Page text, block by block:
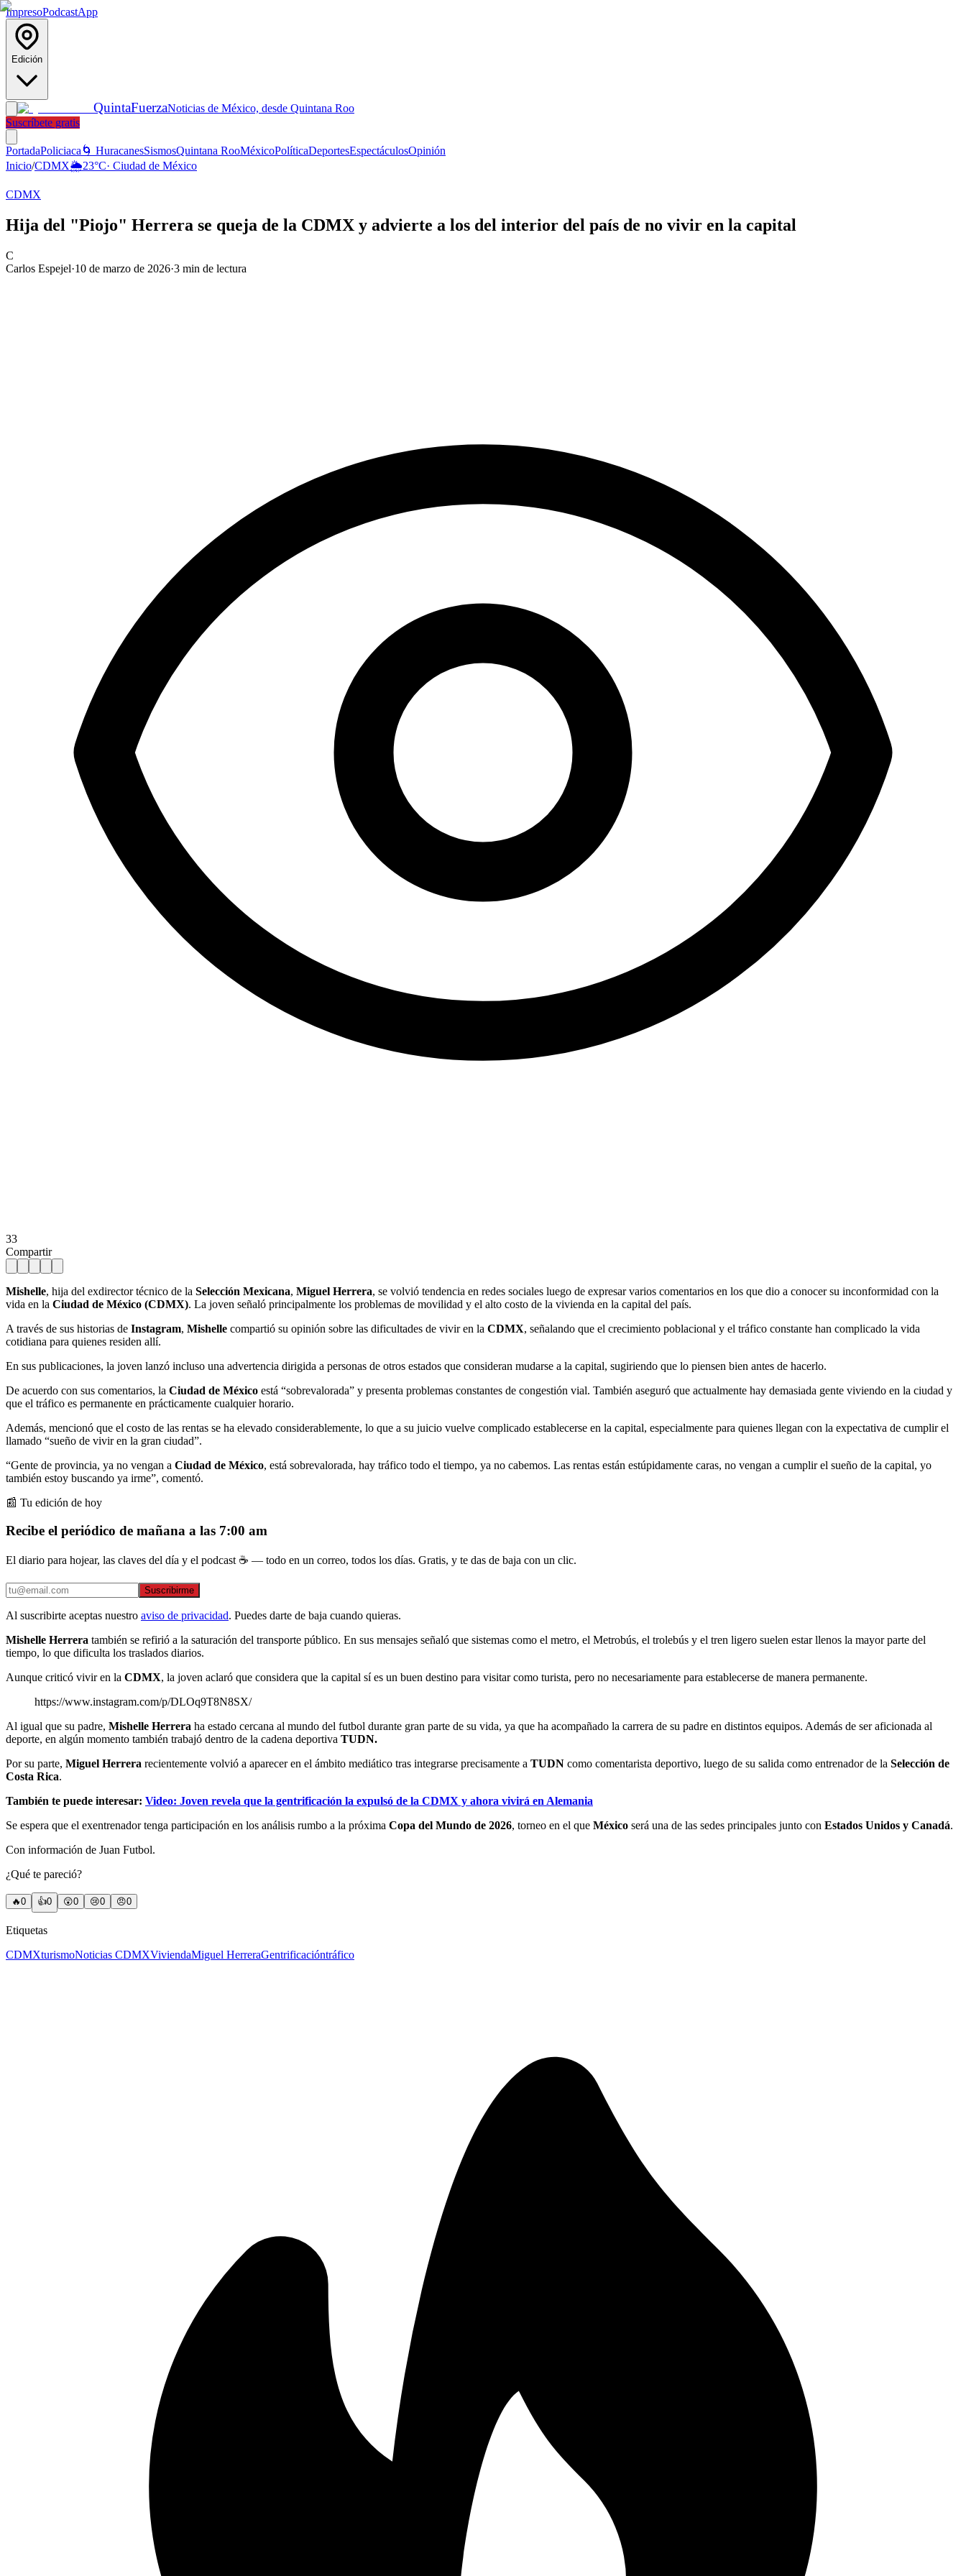
ImpresoPodcastApp
Edición
QuintaFuerzaNoticias de México, desde Quintana Roo
Suscríbete gratis
PortadaPoliciaca 🌀 HuracanesSismosQuintana RooMéxicoPolíticaDeportesEspectáculosOpinión
Inicio/CDMX🌦️23°C· Ciudad de México
CDMX
Hija del "Piojo" Herrera se queja de la CDMX y advierte a los del interior del país de no vivir en la capital
C
Carlos Espejel·10 de marzo de 2026·3 min de lectura
33
Compartir
Mishelle, hija del exdirector técnico de la Selección Mexicana, Miguel Herrera, se volvió tendencia en redes sociales luego de expresar varios comentarios en los que dio a conocer su inconformidad con la
vida en la Ciudad de México (CDMX). La joven señaló principalmente los problemas de movilidad y el alto costo de la vivienda en la capital del país.
A través de sus historias de Instagram, Mishelle compartió su opinión sobre las dificultades de vivir en la CDMX, señalando que el crecimiento poblacional y el tráfico constante han complicado la vida
cotidiana para quienes residen allí.
En sus publicaciones, la joven lanzó incluso una advertencia dirigida a personas de otros estados que consideran mudarse a la capital, sugiriendo que lo piensen bien antes de hacerlo.
De acuerdo con sus comentarios, la Ciudad de México está “sobrevalorada” y presenta problemas constantes de congestión vial. También aseguró que actualmente hay demasiada gente viviendo en la ciudad y
que el tráfico es permanente en prácticamente cualquier horario.
Además, mencionó que el costo de las rentas se ha elevado considerablemente, lo que a su juicio vuelve complicado establecerse en la capital, especialmente para quienes llegan con la expectativa de cumplir el
llamado “sueño de vivir en la gran ciudad”.
“Gente de provincia, ya no vengan a Ciudad de México, está sobrevalorada, hay tráfico todo el tiempo, ya no cabemos. Las rentas están estúpidamente caras, no vengan a cumplir el sueño de la capital, yo
también estoy buscando ya irme”, comentó.
📰 Tu edición de hoy
Recibe el periódico de mañana a las 7:00 am
El diario para hojear, las claves del día y el podcast ☕ — todo en un correo, todos los días. Gratis, y te das de baja con un clic.
Suscribirme
Al suscribirte aceptas nuestro aviso de privacidad. Puedes darte de baja cuando quieras.
Mishelle Herrera también se refirió a la saturación del transporte público. En sus mensajes señaló que sistemas como el metro, el Metrobús, el trolebús y el tren ligero suelen estar llenos la mayor parte del
tiempo, lo que dificulta los traslados diarios.
Aunque criticó vivir en la CDMX, la joven aclaró que considera que la capital sí es un buen destino para visitar como turista, pero no necesariamente para establecerse de manera permanente.
https://www.instagram.com/p/DLOq9T8N8SX/
Al igual que su padre, Mishelle Herrera ha estado cercana al mundo del futbol durante gran parte de su vida, ya que ha acompañado la carrera de su padre en distintos equipos. Además de ser aficionada al
deporte, en algún momento también trabajó dentro de la cadena deportiva TUDN.
Por su parte, Miguel Herrera recientemente volvió a aparecer en el ámbito mediático tras integrarse precisamente a TUDN como comentarista deportivo, luego de su salida como entrenador de la Selección de
Costa Rica.
También te puede interesar: Video: Joven revela que la gentrificación la expulsó de la CDMX y ahora vivirá en Alemania
Se espera que el exentrenador tenga participación en los análisis rumbo a la próxima Copa del Mundo de 2026, torneo en el que México será una de las sedes principales junto con Estados Unidos y Canadá.
Con información de Juan Futbol.
¿Qué te pareció?
🔥0 👍0 😲0 😢0 😠0
Etiquetas
CDMXturismoNoticias CDMXViviendaMiguel HerreraGentrificacióntráfico